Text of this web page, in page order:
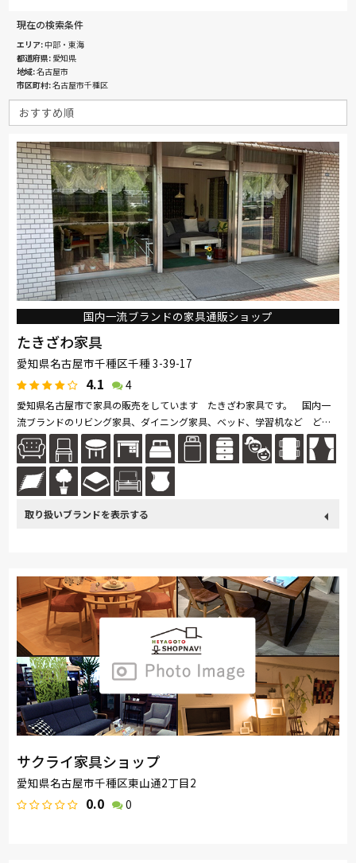
現在の検索条件
エリア 中部・東海
都道府県 愛知県
地域 名古屋市
市区町村 名古屋市千種区
国内一流ブランドの家具通販ショップ
たきざわ家具
愛知県名古屋市千種区千種 3-39-17
4.1 4
愛知県名古屋市で家具の販売をしています たきざわ家具です。 国内一
流ブランドのリビング家具、ダイニング家具、ベッド、学習机など どこ
よりも お値打ちに全国へお届けしています。 当店は、カリモク・浜本
工...続きを読む
SIMMONS 浜本工芸 日本ベッド 冨士ファニチア
ナガノインテリア 綾野製作所 ドリームベッド Serta
サンゲツ コイズミ マルニ木工 Pamouna
イバタインテリア 高野木工 大雪木工 シラカワ
MARUICHI 日進木工
サクライ家具ショップ
愛知県名古屋市千種区東山通2丁目2
0.0 0